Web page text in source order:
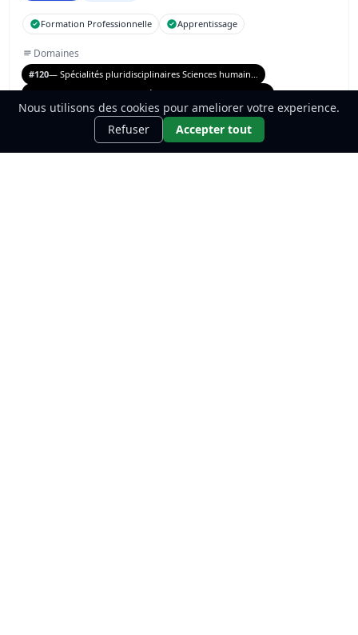
Formation Professionnelle Apprentissage
Domaines
#120— Spécialités pluridisciplinaires Sciences humain...
— Sciences (y compris démographie, anthropologie)
#330 — Spécialités plurivalentes sanitaires et sociales
Nous utilisons des cookies pour ameliorer votre experience.
Refuser
Accepter tout